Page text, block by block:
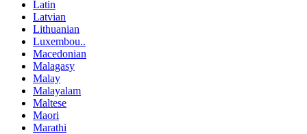
Latin
Latvian
Lithuanian
Luxembou..
Macedonian
Malagasy
Malay
Malayalam
Maltese
Maori
Marathi